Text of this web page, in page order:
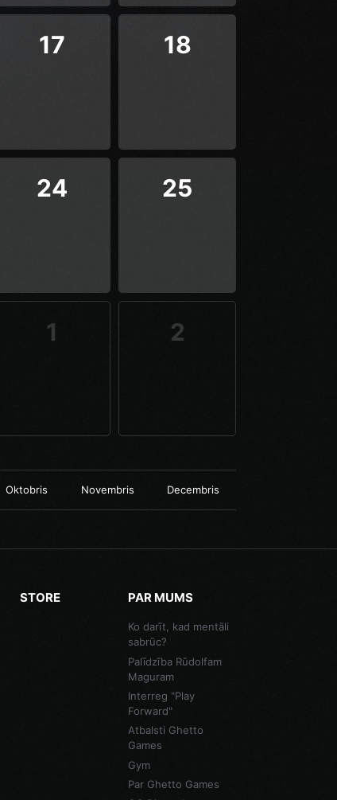
17 18
24 25
1 2
Oktobris Novembris Decembris
STORE PAR MUMS
Ko darīt, kad mentāli
sabrūc?
Palīdzība Rūdolfam
Maguram
Interreg "Play
Forward"
Atbalsti Ghetto
Games
Gym
Par Ghetto Games